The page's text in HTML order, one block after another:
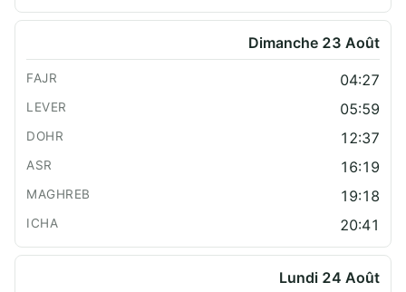
Dimanche 23 Août
04:27
05:59
12:37
16:19
19:18
20:41
Lundi 24 Août